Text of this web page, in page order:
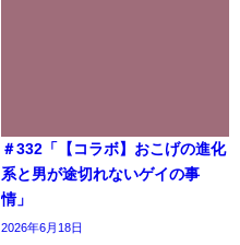
＃332「【コラボ】おこげの進化
系と男が途切れないゲイの事
情」
2026年6月18日